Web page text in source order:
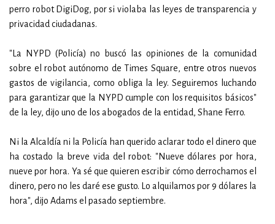
perro robot DigiDog, por si violaba las leyes de transparencia y
privacidad ciudadanas.
"La NYPD (Policía) no buscó las opiniones de la comunidad
sobre el robot autónomo de Times Square, entre otros nuevos
gastos de vigilancia, como obliga la ley. Seguiremos luchando
para garantizar que la NYPD cumple con los requisitos básicos"
de la ley, dijo uno de los abogados de la entidad, Shane Ferro.
Ni la Alcaldía ni la Policía han querido aclarar todo el dinero que
ha costado la breve vida del robot: "Nueve dólares por hora,
nueve por hora. Ya sé que quieren escribir cómo derrochamos el
dinero, pero no les daré ese gusto. Lo alquilamos por 9 dólares la
hora", dijo Adams el pasado septiembre.